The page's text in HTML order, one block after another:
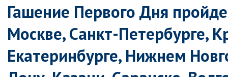
Гашение Первого Дня
Москве, Санкт-Петербурге,
Екатеринбурге, Нижнем